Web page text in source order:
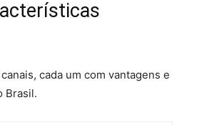
cada um com vantagens e
Brasil.